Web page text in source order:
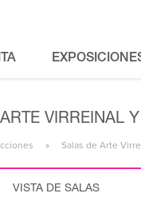
VIRREINAL
Salas de Arte
VISTA DE SALAS